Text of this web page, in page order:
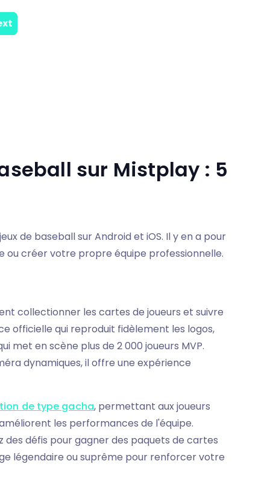
sur Mistplay : 5
de baseball sur Android et iOS. Il y en a pour
ou créer votre propre équipe professionnelle.
collectionner les cartes de joueurs et suivre
officielle qui reproduit fidèlement les logos,
met en scène plus de 2 000 joueurs MVP.
dynamiques, il offre une expérience
de type gacha, permettant aux joueurs
les performances de l'équipe.
défis pour gagner des paquets de cartes
légendaire ou suprême pour renforcer votre